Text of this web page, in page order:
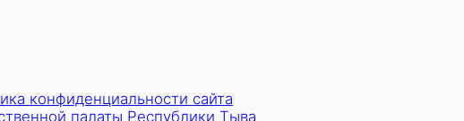
конфиденциальности сайта
палаты Республики Тыва